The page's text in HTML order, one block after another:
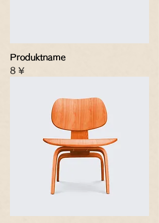
Produktname
Preis
8 ¥